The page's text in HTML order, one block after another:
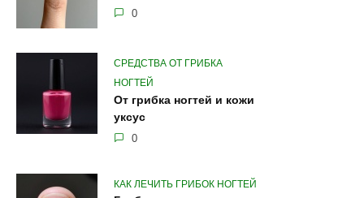
0
СРЕДСТВА ОТ ГРИБКА
НОГТЕЙ
От грибка ногтей и кожи
уксус
0
КАК ЛЕЧИТЬ ГРИБОК НОГТЕЙ